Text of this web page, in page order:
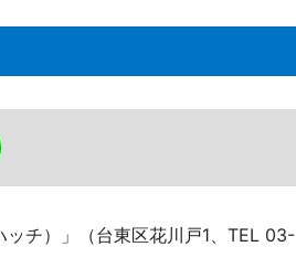
チ）」（台東区花川戸1、TEL 03-